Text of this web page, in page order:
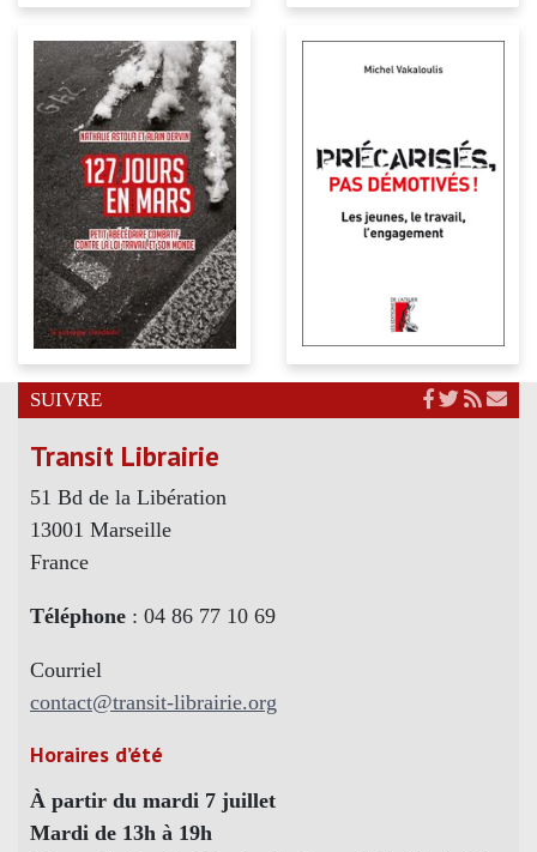
SUIVRE
Transit Librairie
51 Bd de la Libération
13001 Marseille
France
Téléphone : 04 86 77 10 69
Courriel
contact@transit-librairie.org
Horaires d’été
À partir du mardi 7 juillet
Mardi de 13h à 19h